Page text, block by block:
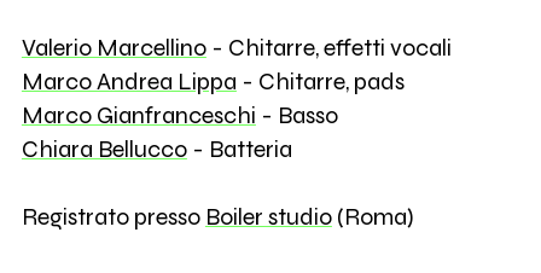
Valerio Marcellino- Chitarre, effetti vocali
Marco Andrea Lippa - Chitarre, pads
Marco Gianfranceschi - Basso
Chiara Bellucco- Batteria
Registrato presso Boiler studio(Roma)